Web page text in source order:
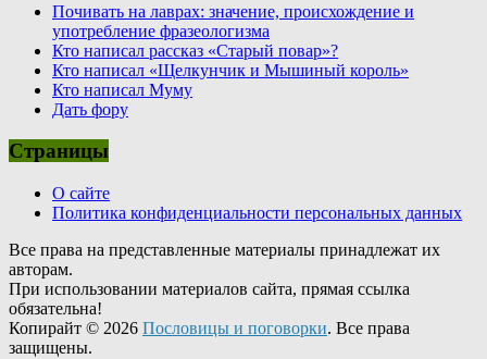
Почивать на лаврах: значение, происхождение и
употребление фразеологизма
Кто написал рассказ «Старый повар»?
Кто написал «Щелкунчик и Мышиный король»
Кто написал Муму
Дать фору
Страницы
О сайте
Политика конфиденциальности персональных данных
Все права на представленные материалы принадлежат их
авторам.
При использовании материалов сайта, прямая ссылка
обязательна!
Копирайт © 2026 Пословицы и поговорки. Все права
защищены.